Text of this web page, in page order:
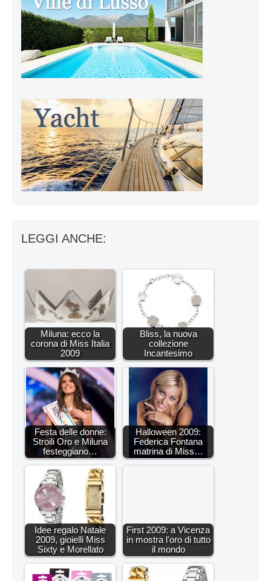
LEGGI ANCHE:
Miluna: ecco la
corona di Miss Italia
2009
Bliss, la nuova
collezione
Incantesimo
Festa delle donne:
Stroili Oro e Miluna
festeggiano…
Halloween 2009:
Federica Fontana
matrina di Miss…
Idee regalo Natale
2009, gioielli Miss
Sixty e Morellato
First 2009: a Vicenza
in mostra l'oro di tutto
il mondo